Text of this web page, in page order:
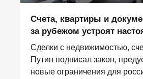
Счета, квартиры и
за рубежом устроят
Сделки с недвижимостью,
Путин подписал закон,
новые ограничения для